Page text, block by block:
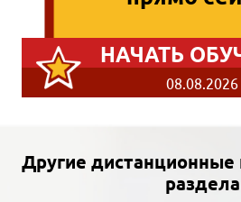
НАЧАТЬ
08.08.2026
Другие дистанционные
раздела